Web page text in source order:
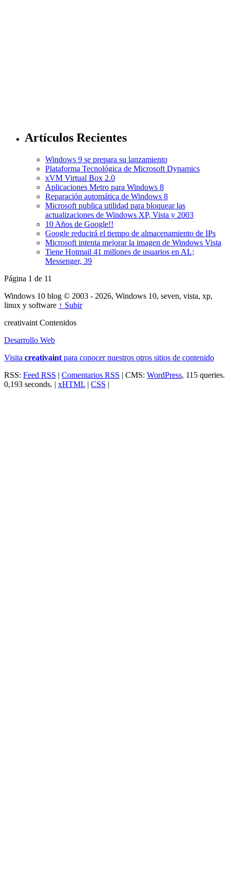
Artículos Recientes
Windows 9 se prepara su lanzamiento
Plataforma Tecnológica de Microsoft Dynamics
xVM Virtual Box 2.0
Aplicaciones Metro para Windows 8
Reparación automática de Windows 8
Microsoft publica utilidad para bloquear las
actualizaciones de Windows XP, Vista y 2003
10 Años de Google!!
Google reducirá el tiempo de almacenamiento de IPs
Microsoft intenta mejorar la imagen de Windows Vista
Tiene Hotmail 41 millones de usuarios en AL;
Messenger, 39
Página 1 de 11
Windows 10 blog © 2003 - 2026, Windows 10, seven, vista, xp,
linux y software ↑ Subir
creativaint Contenidos
Desarrollo Web
Visita creativaint para conocer nuestros otros sitios de contenido
RSS: Feed RSS | Comentarios RSS | CMS: WordPress, 115 queries.
0,193 seconds. | xHTML | CSS |